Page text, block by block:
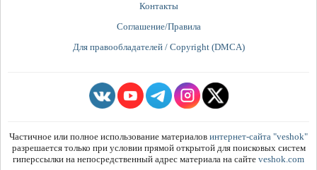
Контакты
Соглашение/Правила
Для правообладателей / Copyright (DMCA)
Частичное или полное использование материалов интернет-сайта "veshok"
разрешается только при условии прямой открытой для поисковых систем
гиперссылки на непосредственный адрес материала на сайте veshok.com